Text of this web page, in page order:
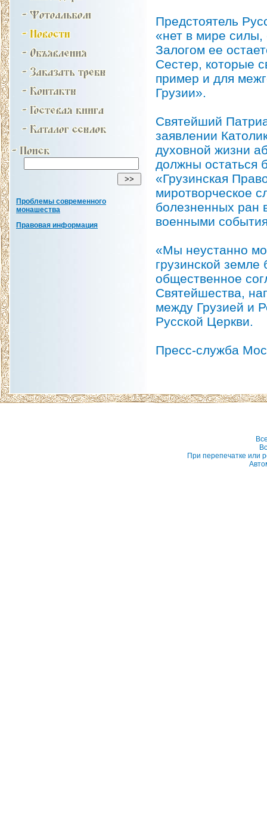
Проблемы современного
монашества
Правовая информация
Предстоятель
«нет в мире силы,
Залогом ее
Сестер, которые
пример и для
Грузии».
Святейший
заявлении
духовной жизни
должны остаться
«Грузинская
миротворческое
болезненных ран
военными
«Мы неустанно
грузинской
общественное
Святейшества,
между Грузией и
Русской Церкви.
Пресс-служба
При перепечатке или